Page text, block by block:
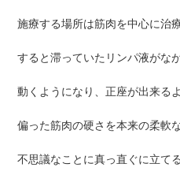
施療する場所は筋肉を中心に治
すると滞っていたリンパ液がな
動くようになり、正座が出来る
偏った筋肉の硬さを本来の柔軟
不思議なことに真っ直ぐに立て